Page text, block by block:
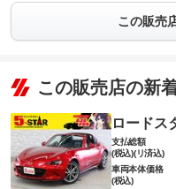
この販売
この販売店の新
ロードス
支払総額
(税込)(リ済込)
車両本体価格
(税込)